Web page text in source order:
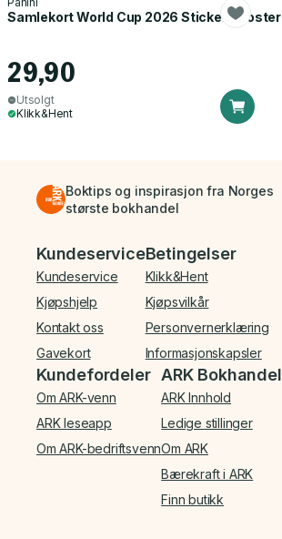
Samlekort World Cup 2026 Sticker Booster
29,90
Utsolgt
Klikk&Hent
Boktips og inspirasjon fra Norges
største bokhandel
Bunnmeny
Kundeservice
Kundeservice
Kjøpshjelp
Kontakt oss
Gavekort
Betingelser
Klikk&Hent
Kjøpsvilkår
Personvernerklæring
Informasjonskapsler
Kundefordeler
Om ARK-venn
ARK leseapp
Om ARK-bedriftsvenn
ARK Bokhandel
ARK Innhold
Ledige stillinger
Om ARK
Bærekraft i ARK
Finn butikk